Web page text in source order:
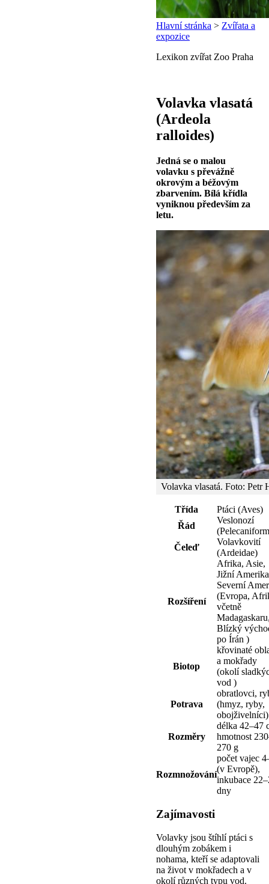
Hlavní stránka > Zvířata a
expozice
Lexikon zvířat Zoo Praha
Volavka vlasatá
(Ardeola
ralloides)
Jedná se o malou
volavku s převážně
okrovým a béžovým
zbarvením. Bílá křídla
vyniknou především za
letu.
Volavka vlasatá. Foto: Petr
Třída
Ptáci (Aves)
Řád
Veslonozí
Čeleď
Volavkovití
(Ardeidae)
Rozšíření
Afrika, Asie,
Jižní
Severní
(Evropa,
včetně
Blízký
po Írán )
Biotop
křovinaté
a mokřady
(okolí
vod )
Potrava
obratlovci,
(hmyz, ryby,
obojživelníci)
Rozměry
délka 42–47
hmotnost
270 g
Rozmnožování
počet vajec
(v Evropě),
inkubace
dny
Zajímavosti
Volavky jsou štíhlí ptáci s
dlouhým zobákem i
nohama, kteří se adaptovali
na život v mokřadech a v
okolí různých typu vod.